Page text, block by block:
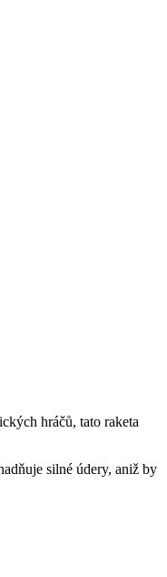
hráčů, tato raketa
silné údery, aniž by